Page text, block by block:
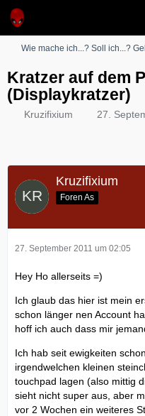
Wie mache ich...? Soll ich...?
Kratzer auf dem
(Displaykratzer)
Kruzifixium 27.
Kruzifixium
Foren As
27. September 2011 um 02:05
Hey Ho allerseits =)
Ich glaub das hier ist mein
schon länger nen Account
hoff ich auch dass mir
Ich hab seit ewigkeiten
irgendwelchen kleinen
touchpad lagen (also mittig
sieht nicht super aus, aber
vor 2 Wochen ein weiteres